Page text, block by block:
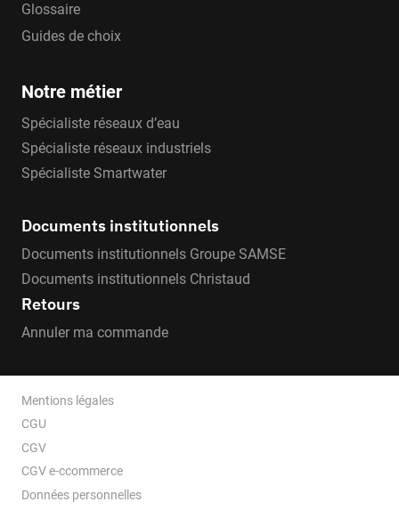
Glossaire
Guides de choix
Notre métier
Spécialiste réseaux d’eau
Spécialiste réseaux industriels
Spécialiste Smartwater
Documents institutionnels
Documents institutionnels Groupe SAMSE
Documents institutionnels Christaud
Retours
Annuler ma commande
Mentions légales
CGU
CGV
CGV e-ccommerce
Données personnelles